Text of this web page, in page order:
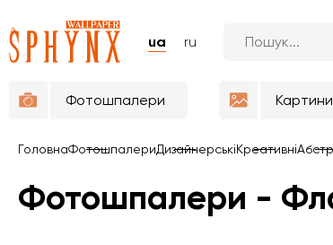
ua ru
Фотошпалери Картини
ГоловнаФотошпалериДизайнерськіКреативні
Фотошпалери -